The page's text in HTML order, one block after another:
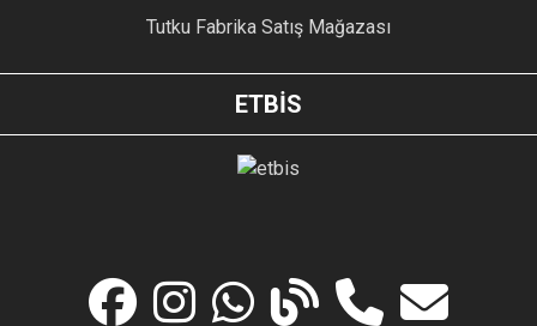
Tutku Fabrika Satış Mağazası
ETBİS